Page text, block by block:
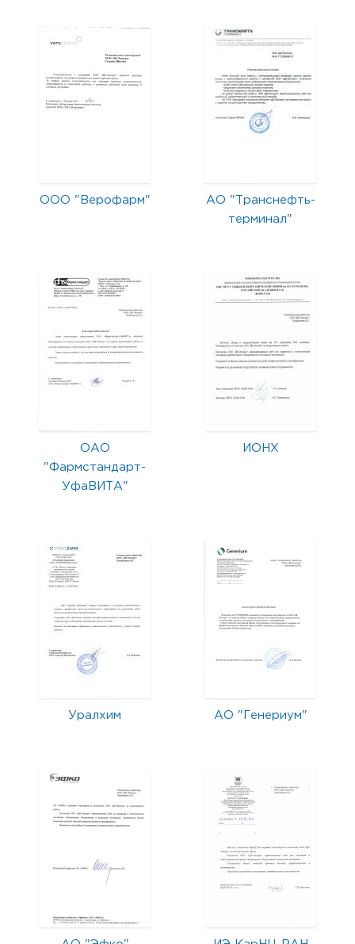
ООО "Верофарм"
АО "Транснефть-
терминал"
ОАО
"Фармстандарт-
УфаВИТА"
ИОНХ
Уралхим АО "Генериум"